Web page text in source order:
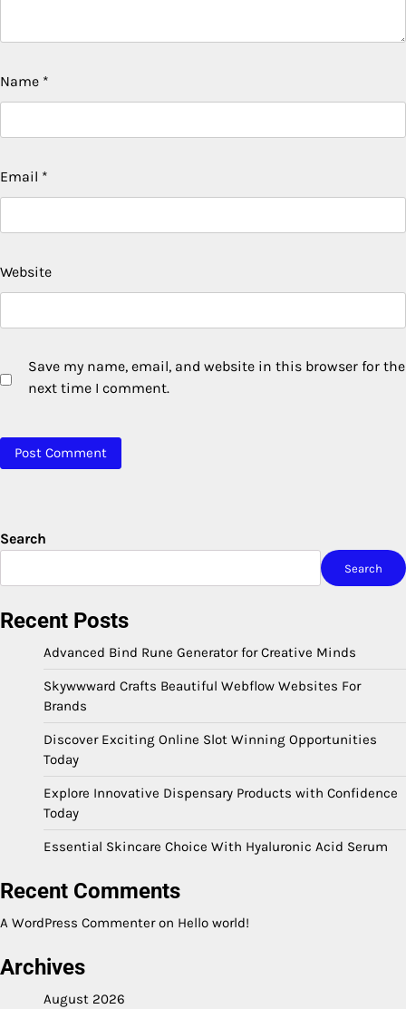
Name *
Email *
Website
Save my name, email, and website in this browser for the
next time I comment.
Search
Search
Recent Posts
Advanced Bind Rune Generator for Creative Minds
Skywwward Crafts Beautiful Webflow Websites For
Brands
Discover Exciting Online Slot Winning Opportunities
Today
Explore Innovative Dispensary Products with Confidence
Today
Essential Skincare Choice With Hyaluronic Acid Serum
Recent Comments
A WordPress Commenteron Hello world!
Archives
August 2026